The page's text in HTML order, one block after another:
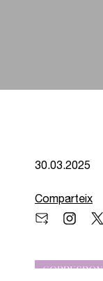
30.03.2025
Comparteix